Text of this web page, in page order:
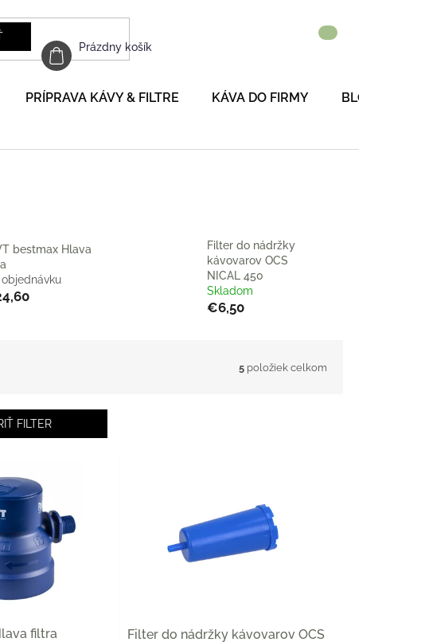
NÁKUPNÝ
KOŠÍK
Prázdny košík
PRÍPRAVA KÁVY & FILTRE KÁVA DO FIRMY BLOG
bestmax Hlava
objednávku
Filter do nádržky
kávovarov OCS
NICAL 450
Skladom
€6,50
5 položiek celkom
FILTER
filtra
Filter do nádržky kávovarov OCS